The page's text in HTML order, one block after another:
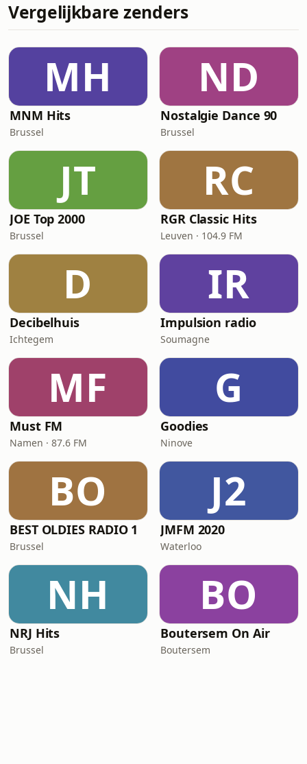
Vergelijkbare zenders
MH
MNM Hits
Brussel
ND
Nostalgie Dance 90
Brussel
JT
JOE Top 2000
Brussel
RC
RGR Classic Hits
Leuven · 104.9 FM
D
Decibelhuis
Ichtegem
IR
Impulsion radio
Soumagne
MF
Must FM
Namen · 87.6 FM
G
Goodies
Ninove
BO
BEST OLDIES RADIO 1
Brussel
J2
JMFM 2020
Waterloo
NH
NRJ Hits
Brussel
BO
Boutersem On Air
Boutersem